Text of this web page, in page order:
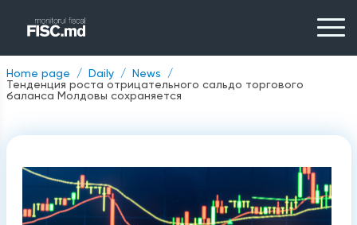
Home page Daily
News
Тенденция роста отрицательного сальдо торгового
баланса Молдовы сохраняется